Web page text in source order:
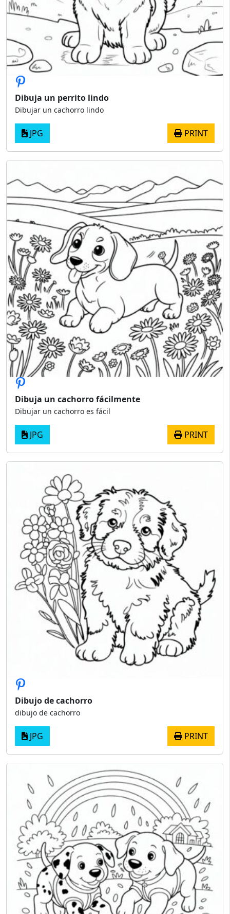
Dibuja un perrito lindo
Dibujar un cachorro lindo
JPG PRINT
Dibuja un cachorro fácilmente
Dibujar un cachorro es fácil
JPG PRINT
Dibujo de cachorro
dibujo de cachorro
JPG PRINT